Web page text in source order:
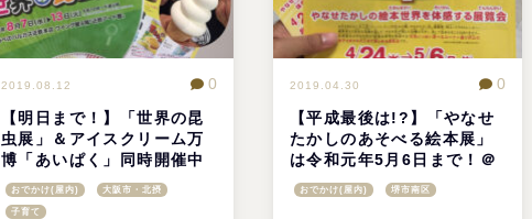
2019.08.12
【明日まで！】「世界の昆
虫展」＆アイスクリーム万
博「あいぱく」同時開催中
@あべのハルカス
0
おでかけ(屋内) 大阪市・北摂
子育て
2019.04.30
【平成最後は!?】「やなせ
たかしのあそべる絵本展」
は令和元年5月6日まで！＠
泉北タカシマヤ
0
おでかけ(屋内) 堺市南区